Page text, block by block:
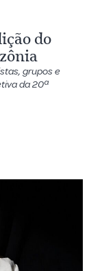
do
grupos e
da 20ª